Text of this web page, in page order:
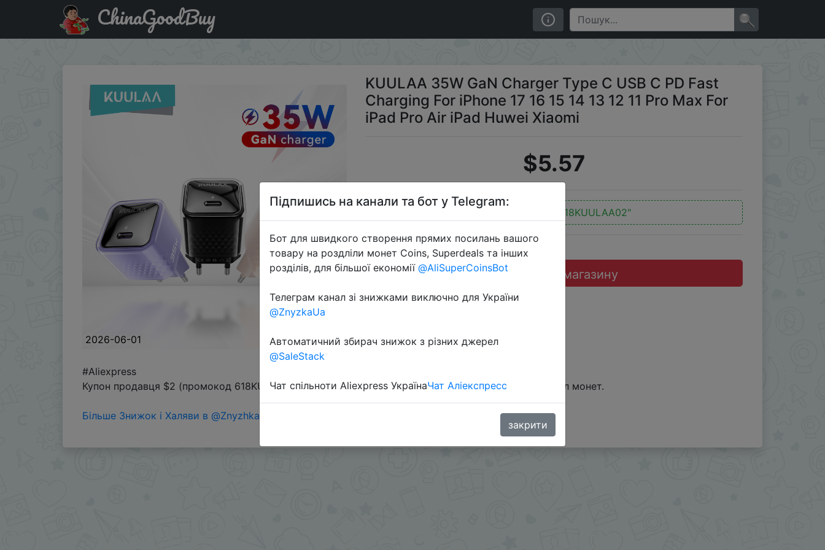
Промокод на знижку 618KUULAA02 KUULAA 35W GaN Charger Type C USB C PD Fast Charging For iPhone 17 16 15 14 13 12 11 Pro Max For iPad Pro Air iPad Huwei Xiaomi
ChinaGoodBuy
2026-06-01
KUULAA 35W GaN Charger Type C USB C PD Fast
Charging For iPhone 17 16 15 14 13 12 11 Pro Max For
iPad Pro Air iPad Huwei Xiaomi
$5.57
"618KUULAA02"
Перейти до магазину
#Aliexpress
Купон продавця $2 (промокод 618KUULAA02) + знижка монетками 8 Coins у додатку через розділ монет.
Більше Знижок і Халяви в @ZnyzhkaUA
Підпишись на канали та бот у Telegram:
Бот для швидкого створення прямих посилань вашого
товару на роздліли монет Coins, Superdeals та інших
розділів, для більшої економії @AliSuperCoinsBot
Телеграм канал зі знижками виключно для України
@ZnyzkaUa
Автоматичний збирач знижок з різних джерел
@SaleStack
Чат спільноти Aliexpress УкраїнаЧат Аліекспресс
закрити